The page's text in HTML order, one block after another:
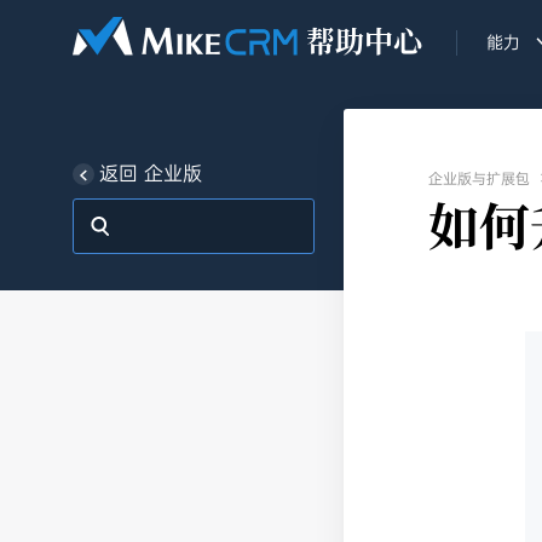
能力
返回 企业版 企业版与扩展包
如